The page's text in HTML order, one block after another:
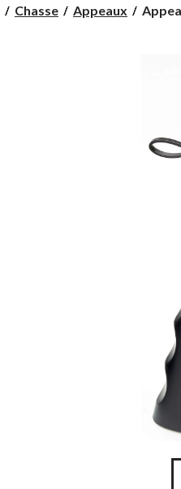
Chasse Appeaux